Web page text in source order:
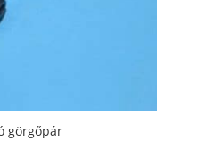
görgőpár